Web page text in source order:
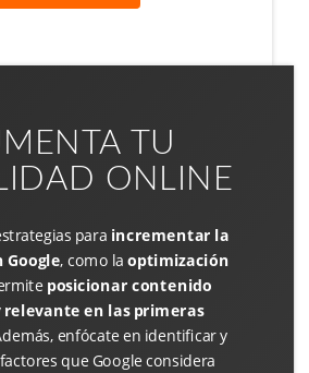
TU
ONLINE
para incrementar la
Google, como la optimización
posicionar contenido
relevante en las primeras
enfócate en identificar y
que Google considera